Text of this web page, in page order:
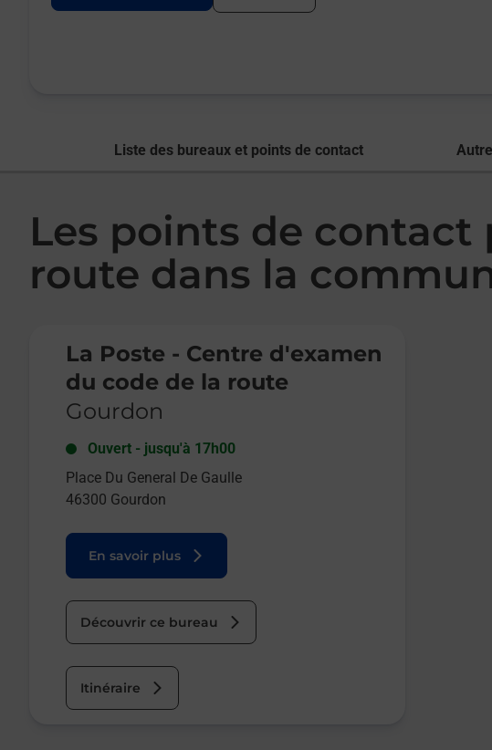
Liste des bureaux et points de contact
Les points de contact
route dans la
La Poste - Centre d'examen
du code de la route
Gourdon
Ouvert - jusqu'à 17h00
Place Du General De Gaulle
46300 Gourdon
En savoir plus
Découvrir ce bureau
Itinéraire